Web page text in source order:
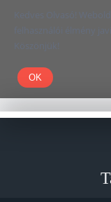
Kedves Olvasó!
felhasználói élmény
Köszönjük!